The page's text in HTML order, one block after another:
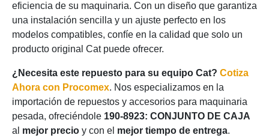
eficiencia de su maquinaria. Con un diseño que garantiza
una instalación sencilla y un ajuste perfecto en los
modelos compatibles, confíe en la calidad que solo un
producto original Cat puede ofrecer.
¿Necesita este repuesto para su equipo Cat? Cotiza
Ahora con Procomex. Nos especializamos en la
importación de repuestos y accesorios para maquinaria
pesada, ofreciéndole 190-8923: CONJUNTO DE CAJA
al mejor precio y con el mejor tiempo de entrega.